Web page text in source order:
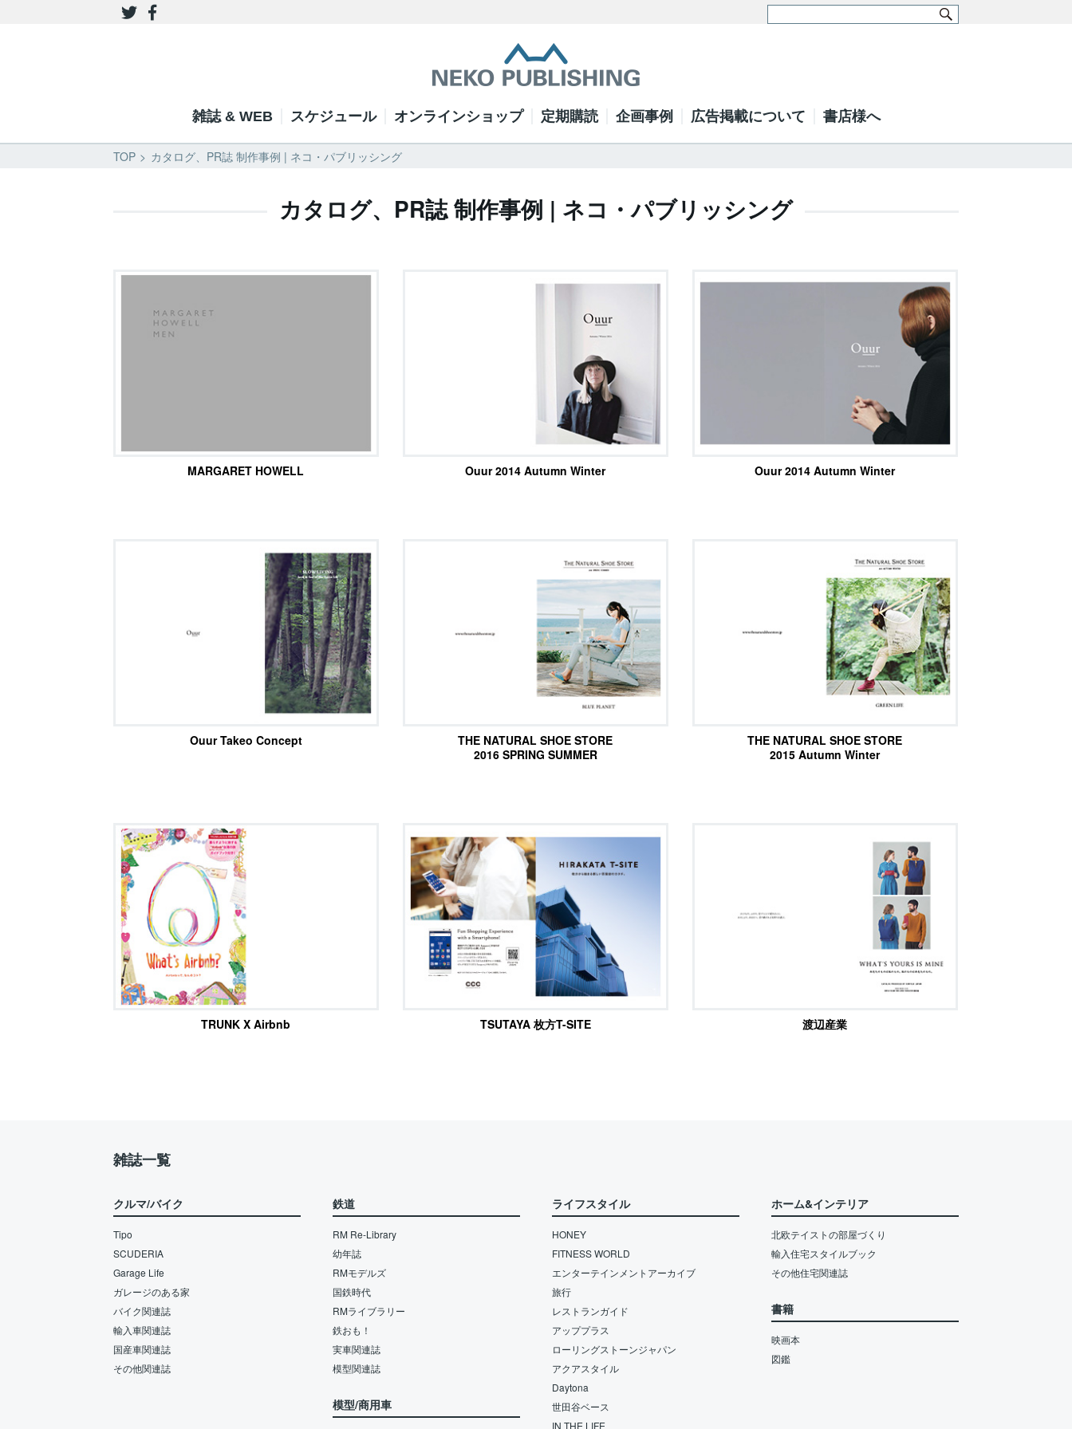
雑誌 & WEB スケジュール オンラインショップ 定期購読 企画事例 広告掲載について 書店様へ
TOP カタログ、PR誌 制作事例 | ネコ・パブリッシング
カタログ、PR誌 制作事例 | ネコ・パブリッシング
MARGARET HOWELL Ouur 2014 Autumn Winter Ouur 2014 Autumn Winter
Ouur Takeo Concept
THE NATURAL SHOE STORE
2016 SPRING SUMMER
THE NATURAL SHOE STORE
2015 Autumn Winter
TRUNK X Airbnb TSUTAYA 枚方T-SITE 渡辺産業
雑誌一覧
クルマ/バイク
Tipo
SCUDERIA
Garage Life
ガレージのある家
バイク関連誌
輸入車関連誌
国産車関連誌
その他関連誌
鉄道
RM Re-Library
幼年誌
RMモデルズ
国鉄時代
RMライブラリー
鉄おも！
実車関連誌
模型関連誌
模型/商用車
ライフスタイル
HONEY
FITNESS WORLD
エンターテインメントアーカイブ
旅行
レストランガイド
アッププラス
ローリングストーンジャパン
アクアスタイル
Daytona
世田谷ベース
IN THE LIFE
ホーム&インテリア
北欧テイストの部屋づくり
輸入住宅スタイルブック
その他住宅関連誌
書籍
映画本
図鑑